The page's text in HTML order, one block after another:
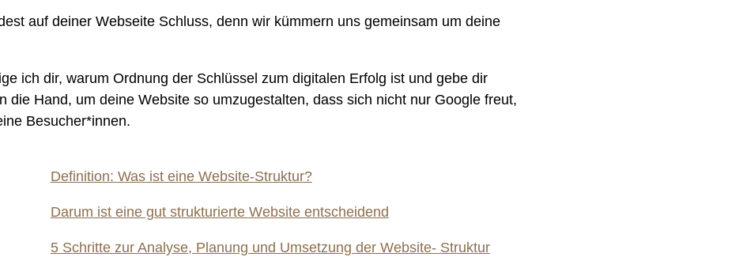
auf deiner Webseite Schluss, denn wir kümmern uns gemeinsam um deine
ich dir, warum Ordnung der Schlüssel zum digitalen Erfolg ist und gebe dir
die Hand, um deine Website so umzugestalten, dass sich nicht nur Google freut,
Besucher*innen.
Definition: Was ist eine Website-Struktur?
Darum ist eine gut strukturierte Website entscheidend
5 Schritte zur Analyse, Planung und Umsetzung der Website- Struktur